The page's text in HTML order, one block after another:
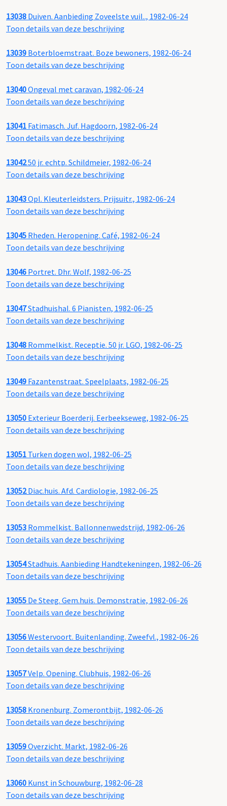
13038 Duiven. Aanbieding Zoveelste vuil.., 1982-06-24
Toon details van deze beschrijving
13039 Boterbloemstraat. Boze bewoners, 1982-06-24
Toon details van deze beschrijving
13040Ongeval met caravan, 1982-06-24
Toon details van deze beschrijving
13041 Fatimasch. Juf. Hagdoorn, 1982-06-24
Toon details van deze beschrijving
1304250 jr. echtp. Schildmeier, 1982-06-24
Toon details van deze beschrijving
13043Opl. Kleuterleidsters. Prijsuitr., 1982-06-24
Toon details van deze beschrijving
13045 Rheden. Heropening. Café, 1982-06-24
Toon details van deze beschrijving
13046 Portret. Dhr. Wolf, 1982-06-25
Toon details van deze beschrijving
13047Stadhuishal. 6 Pianisten, 1982-06-25
Toon details van deze beschrijving
13048 Rommelkist. Receptie. 50 jr. LGO, 1982-06-25
Toon details van deze beschrijving
13049 Fazantenstraat. Speelplaats, 1982-06-25
Toon details van deze beschrijving
13050 Exterieur Boerderij. Eerbeekseweg, 1982-06-25
Toon details van deze beschrijving
13051 Turken dogen wol, 1982-06-25
Toon details van deze beschrijving
13052Diac.huis. Afd. Cardiologie, 1982-06-25
Toon details van deze beschrijving
13053 Rommelkist. Ballonnenwedstrijd, 1982-06-26
Toon details van deze beschrijving
13054Stadhuis. Aanbieding Handtekeningen, 1982-06-26
Toon details van deze beschrijving
13055 De Steeg. Gem.huis. Demonstratie, 1982-06-26
Toon details van deze beschrijving
13056Westervoort. Buitenlanding. Zweefvl., 1982-06-26
Toon details van deze beschrijving
13057Velp. Opening. Clubhuis, 1982-06-26
Toon details van deze beschrijving
13058 Kronenburg. Zomerontbijt, 1982-06-26
Toon details van deze beschrijving
13059Overzicht. Markt, 1982-06-26
Toon details van deze beschrijving
13060 Kunst in Schouwburg, 1982-06-28
Toon details van deze beschrijving